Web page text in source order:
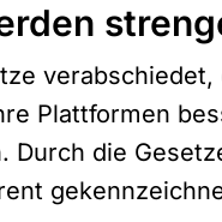
Plattformen
Durch die